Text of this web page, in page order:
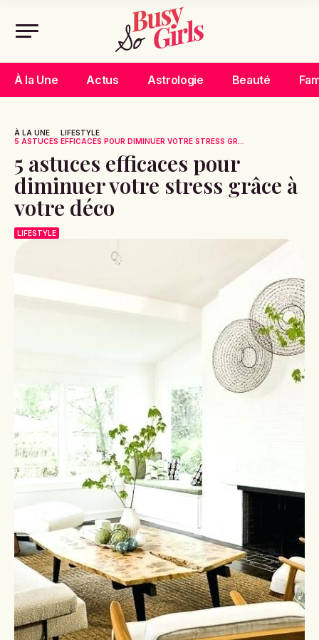
À la Une Actus Astrologie Beauté
À LA UNE
LIFESTYLE
5 ASTUCES EFFICACES POUR DIMINUER VOTRE STRESS GR...
5 astuces efficaces pour
diminuer votre stress grâce à
votre déco
LIFESTYLE